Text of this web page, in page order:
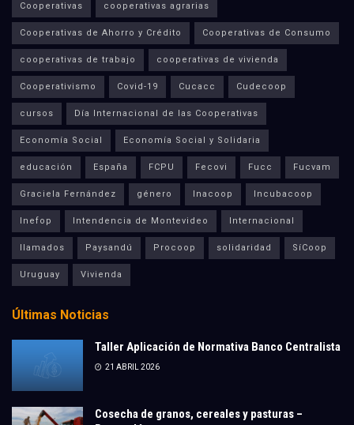
Cooperativas cooperativas agrarias
Cooperativas de Ahorro y Crédito Cooperativas de Consumo
cooperativas de trabajo cooperativas de vivienda
Cooperativismo Covid-19 Cucacc Cudecoop
cursos Día Internacional de las Cooperativas
Economía Social Economía Social y Solidaria
educación España FCPU Fecovi Fucc Fucvam
Graciela Fernández género Inacoop Incubacoop
Inefop Intendencia de Montevideo Internacional
llamados Paysandú Procoop solidaridad SíCoop
Uruguay Vivienda
Últimas Noticias
Taller Aplicación de Normativa Banco Centralista
21 ABRIL 2026
Cosecha de granos, cereales y pasturas –